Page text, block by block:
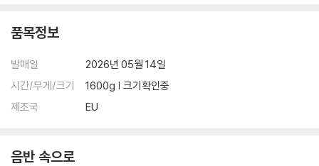
품목정보
발매일
2026년 05월 14일
시간/무게/크기
1600g | 크기확인중
제조국
EU
음반 속으로